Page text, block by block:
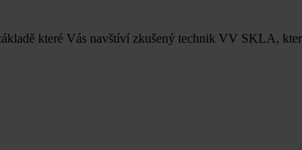
které Vás navštíví zkušený technik VV SKLA,